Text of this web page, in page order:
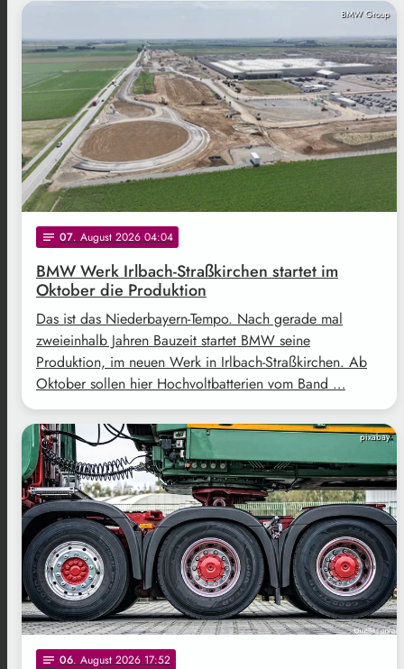
BMW Group
notes 07. August 2026 04:04
BMW Werk Irlbach-Straßkirchen startet im
Oktober die Produktion
Das ist das Niederbayern-Tempo. Nach gerade mal
zweieinhalb Jahren Bauzeit startet BMW seine
Produktion, im neuen Werk in Irlbach-Straßkirchen. Ab
Oktober sollen hier Hochvoltbatterien vom Band …
pixabay
notes 06. August 2026 17:52